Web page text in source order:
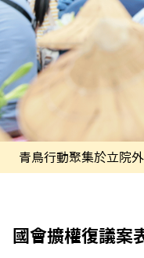
青鳥行動聚集於立院
國會擴權復議案